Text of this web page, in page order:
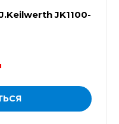
JK1100-